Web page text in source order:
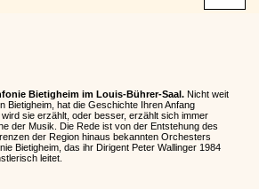
Bietigheim im Louis-Bührer-Saal. Nicht weit
Bietigheim, hat die Geschichte Ihren Anfang
sie erzählt, oder besser, erzählt sich immer
der Musik. Die Rede ist von der Entstehung des
der Region hinaus bekannten Orchesters
Bietigheim, das ihr Dirigent Peter Wallinger 1984
leitet.